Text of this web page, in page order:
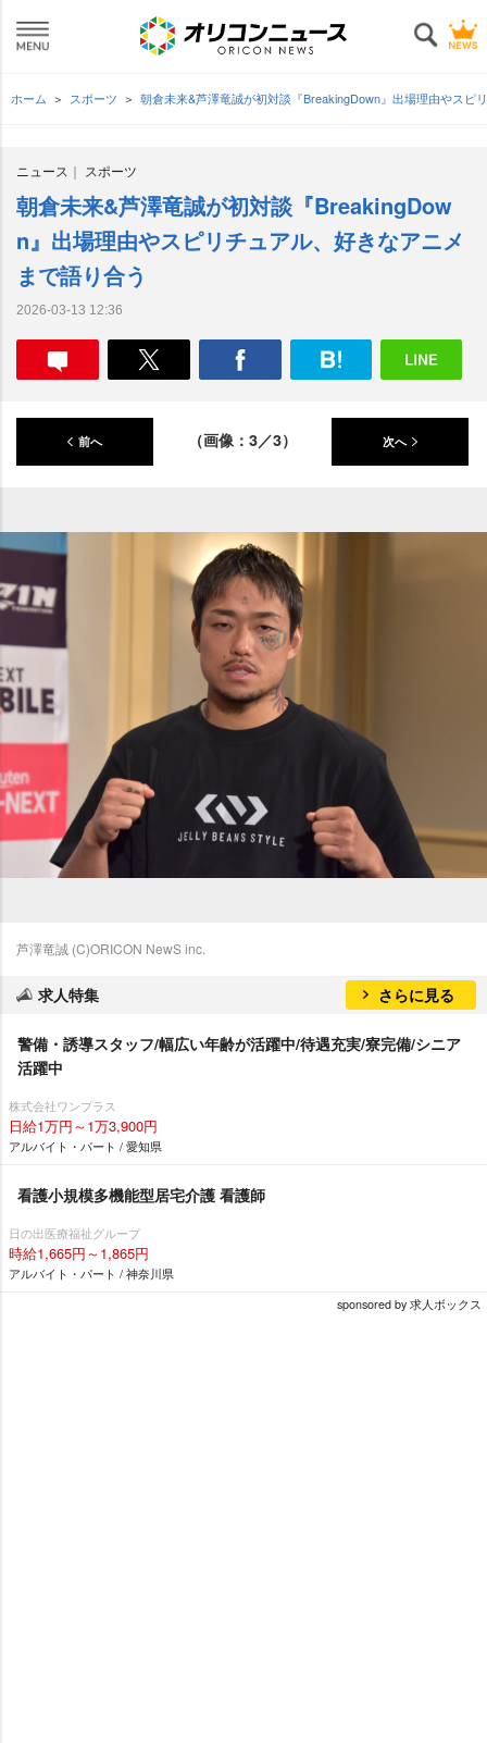
ホーム スポーツ 朝倉未来&芦澤竜誠が初対談『BreakingDown』出場理由やスピ
ニュース スポーツ
朝倉未来&芦澤竜誠が初対談『BreakingDow
n』出場理由やスピリチュアル、好きなアニメ
まで語り合う
2026-03-13 12:36
前へ （画像：3／3） 次へ
芦澤竜誠 (C)ORICON NewS inc.
求人特集 さらに見る
警備・誘導スタッフ/幅広い年齢が活躍中/待遇充実/寮完備/シニア
活躍中
株式会社ワンプラス
日給1万円～1万3,900円
アルバイト・パート / 愛知県
看護小規模多機能型居宅介護 看護師
日の出医療福祉グループ
時給1,665円～1,865円
アルバイト・パート / 神奈川県
sponsored by 求人ボックス